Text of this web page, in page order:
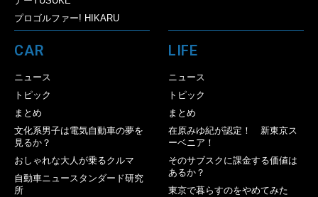
プロゴルファー! HIKARU
CAR
ニュース
トピック
まとめ
文化系男子は電気自動車の夢を
見るか？
おしゃれな大人が乗るクルマ
自動車ニュースタンダード研究
所
LIFE
ニュース
トピック
まとめ
在原みゆ紀が認定！ 新東京ス
ーベニア！
そのサブスクに課金する価値は
あるか？
東京で暮らすのをやめてみた